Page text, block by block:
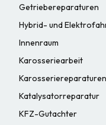
Getriebereparaturen
Hybrid- und
Innenraum
Karosseriearbeit
Karosseriereparaturen
Katalysatorreparatur
KFZ-Gutachter